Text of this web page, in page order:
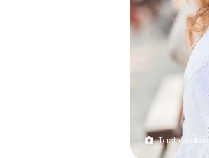
Taches de